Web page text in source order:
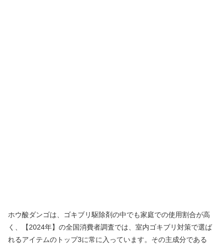
ホウ酸ダンゴは、ゴキブリ駆除剤の中でも家庭での使用割合が高
く、【2024年】の全国消費者調査では、室内ゴキブリ対策で選ば
れるアイテムのトップ3に常に入っています。その主成分である